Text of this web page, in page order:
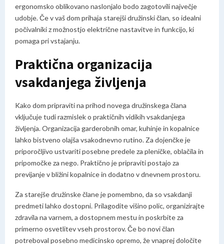
ergonomsko oblikovano naslonjalo bodo zagotovili največje
udobje. Če v vaš dom prihaja starejši družinski član, so idealni
počivalniki z možnostjo električne nastavitve in funkcijo, ki
pomaga pri vstajanju.
Praktična organizacija
vsakdanjega življenja
Kako dom pripraviti na prihod novega družinskega člana
vključuje tudi razmislek o praktičnih vidikih vsakdanjega
življenja. Organizacija garderobnih omar, kuhinje in kopalnice
lahko bistveno olajša vsakodnevno rutino. Za dojenčke je
priporočljivo ustvariti posebne predele za pleničke, oblačila in
pripomočke za nego. Praktično je pripraviti postajo za
previjanje v bližini kopalnice in dodatno v dnevnem prostoru.
Za starejše družinske člane je pomembno, da so vsakdanji
predmeti lahko dostopni. Prilagodite višino polic, organizirajte
zdravila na varnem, a dostopnem mestu in poskrbite za
primerno osvetlitev vseh prostorov. Če bo novi član
potreboval posebno medicinsko opremo, že vnaprej določite